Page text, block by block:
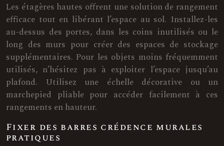
Les étagères hautes offrent une solution de rangement
efficace tout en libérant l’espace au sol. Installez-les
au-dessus des portes, dans les coins inutilisés ou le
long des murs pour créer des espaces de stockage
supplémentaires. Pour les objets moins fréquemment
utilisés, n’hésitez pas à exploiter l’espace jusqu’au
plafond. Utilisez une échelle décorative ou un
marchepied pliable pour accéder facilement à ces
rangements en hauteur.
Fixer des barres crédence murales
pratiques